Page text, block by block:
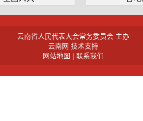
云南省人民代表大会常务委员会 主办
云南网 技术支持
网站地图 | 联系我们